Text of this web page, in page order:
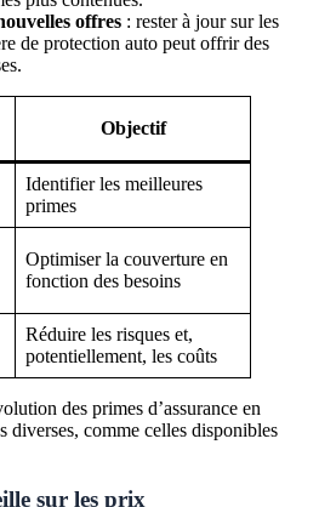
offres : rester à jour sur les
de protection auto peut offrir des
Objectif
Identifier les meilleures
primes
Optimiser la couverture en
fonction des besoins
Réduire les risques et,
potentiellement, les coûts
des primes d’assurance en
diverses, comme celles disponibles
sur les prix